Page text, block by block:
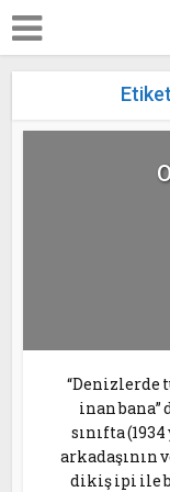
“Denizlerde
inan
sınıfta
arkadaşının
dikiş ipi ile